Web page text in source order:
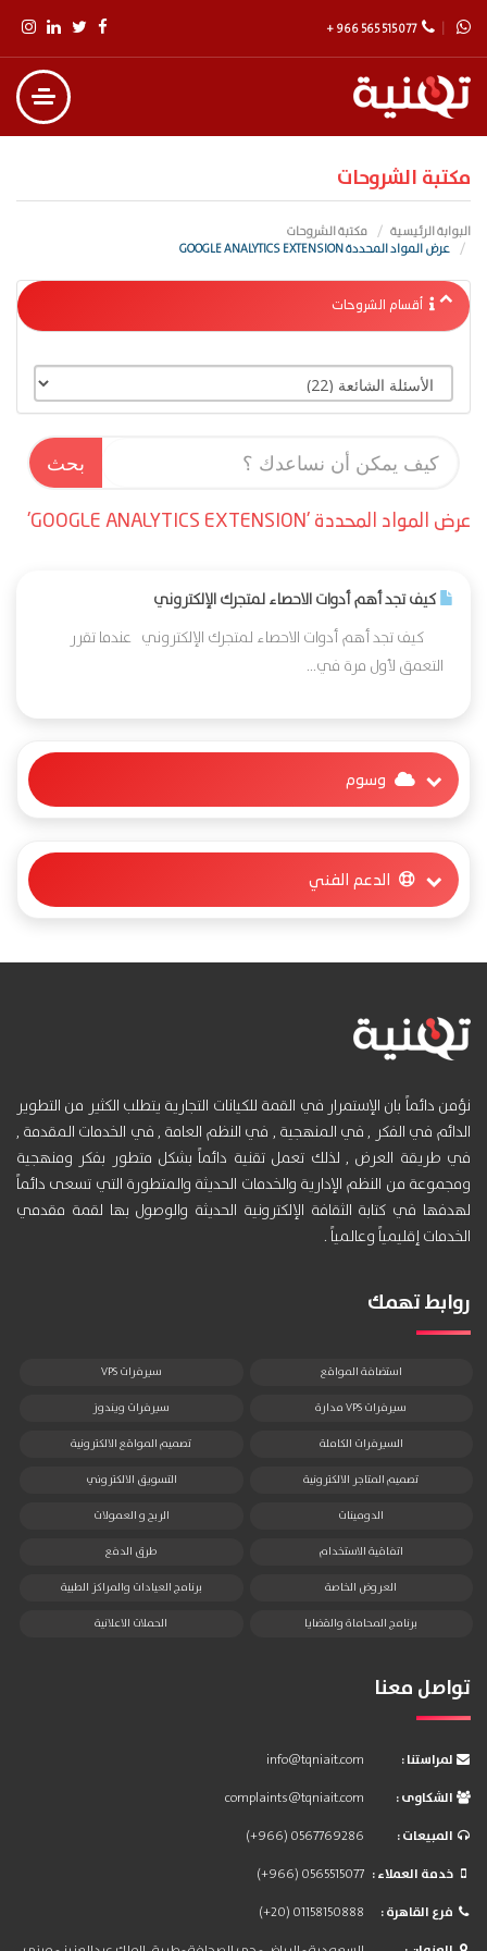
+ 966 565 515 077
مكتبة الشروحات
البوابة الرئيسية
مكتبة الشروحات
عرض المواد المحددة GOOGLE ANALYTICS EXTENSION
أقسام الشروحات
عرض المواد المحددة 'GOOGLE ANALYTICS EXTENSION'
كيف تجد أهم أدوات الاحصاء لمتجرك الإلكتروني
كيف تجد أهم أدوات الاحصاء لمتجرك الإلكتروني عندما تقرر
التعمق لأول مرة في...
وسوم
الدعم الفني
نؤمن دائماً بان الإستمرار في القمة للكيانات التجارية يتطلب الكثير من التطوير
الدائم في الفكر , في المنهجية , في النظم العامة , في الخدمات المقدمة ,
في طريقة العرض , لذلك تعمل تقنية دائماً بشكل متطور بفكر ومنهجية
ومجموعة من النظم الإدارية والخدمات الحديثة والمتطورة التي تسعى دائماً
لهدفها في كتابة الثقافة الإلكترونية الحديثة والوصول بها لقمة مقدمي
الخدمات إقليمياً وعالمياً .
روابط تهمك
استضافة المواقع سيرفرات VPS
سيرفرات VPS مدارة سيرفرات ويندوز
السيرفرات الكاملة تصميم المواقع الالكترونية
تصميم المتاجر الالكترونية التسويق الالكتروني
الدومينات الربح و العمولات
اتفاقية الاستخدام طرق الدفع
العروض الخاصة برنامج العيادات والمراكز الطبية
برنامج المحاماة والقضايا الحملات الاعلانية
تواصل معنا
: لمراستنا
info@tqniait.com
: الشكاوى
complaints@tqniait.com
: المبيعات
(+966) 0567769286
: خدمة العملاء
(+966) 0565515077
: فرع القاهرة
(+20) 01158150888